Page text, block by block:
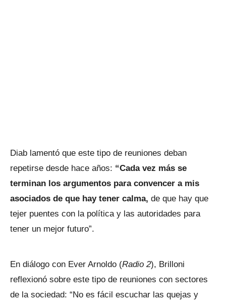
Diab lamentó que este tipo de reuniones deban
repetirse desde hace años: “Cada vez más se
terminan los argumentos para convencer a mis
asociados de que hay tener calma, de que hay que
tejer puentes con la política y las autoridades para
tener un mejor futuro”.
En diálogo con Ever Arnoldo (Radio 2), Brilloni
reflexionó sobre este tipo de reuniones con sectores
de la sociedad: “No es fácil escuchar las quejas y